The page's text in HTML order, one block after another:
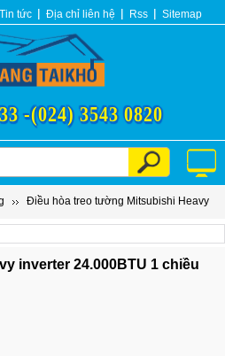
Tin tức Địa chỉ liên hệ Rss Sitemap
-(024) 3543 0820
Điều hòa treo tường Mitsubishi Heavy
inverter 24.000BTU 1 chiều